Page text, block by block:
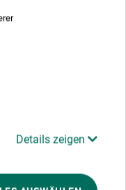
Details zeigen
auch